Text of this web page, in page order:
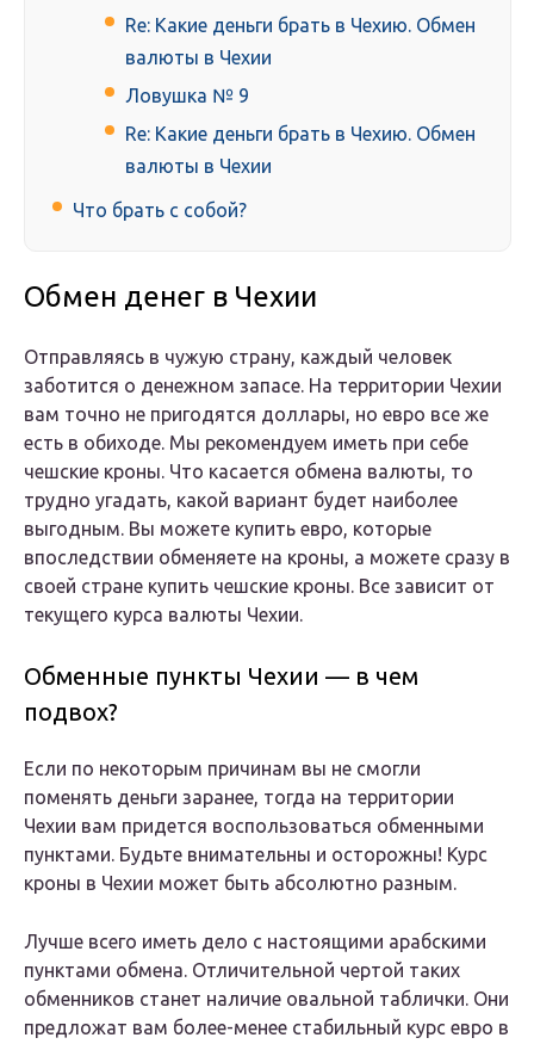
Re: Какие деньги брать в Чехию. Обмен
валюты в Чехии
Ловушка № 9
Re: Какие деньги брать в Чехию. Обмен
валюты в Чехии
Что брать с собой?
Обмен денег в Чехии
Отправляясь в чужую страну, каждый человек
заботится о денежном запасе. На территории Чехии
вам точно не пригодятся доллары, но евро все же
есть в обиходе. Мы рекомендуем иметь при себе
чешские кроны. Что касается обмена валюты, то
трудно угадать, какой вариант будет наиболее
выгодным. Вы можете купить евро, которые
впоследствии обменяете на кроны, а можете сразу в
своей стране купить чешские кроны. Все зависит от
текущего курса валюты Чехии.
Обменные пункты Чехии — в чем
подвох?
Если по некоторым причинам вы не смогли
поменять деньги заранее, тогда на территории
Чехии вам придется воспользоваться обменными
пунктами. Будьте внимательны и осторожны! Курс
кроны в Чехии может быть абсолютно разным.
Лучше всего иметь дело с настоящими арабскими
пунктами обмена. Отличительной чертой таких
обменников станет наличие овальной таблички. Они
предложат вам более-менее стабильный курс евро в